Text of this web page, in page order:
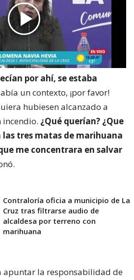
por ahí, se estaba
un contexto, ¡por favor!
hubiesen alcanzado a
¿Qué querían? ¿Que
tres matas de marihuana
me concentrara en salvar
Contraloría oficia a municipio de La
Cruz tras filtrarse audio de
alcaldesa por terreno con
marihuana
apuntar la responsabilidad de